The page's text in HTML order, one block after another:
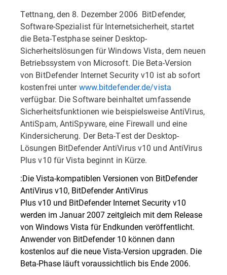
Tettnang, den 8. Dezember 2006  BitDefender,
Software-Spezialist für Internetsicherheit, startet
die Beta-Testphase seiner Desktop-
Sicherheitslösungen für Windows Vista, dem neuen
Betriebssystem von Microsoft. Die Beta-Version
von BitDefender Internet Security v10 ist ab sofort
kostenfrei unterwww.bitdefender.de/vista
verfügbar. Die Software beinhaltet umfassende
Sicherheitsfunktionen wie beispielsweise AntiVirus,
AntiSpam, AntiSpyware, eine Firewall und eine
Kindersicherung. Der Beta-Test der Desktop-
Lösungen BitDefender AntiVirus v10 und AntiVirus
Plus v10 für Vista beginnt in Kürze.
:Die Vista-kompatiblen Versionen von BitDefender
AntiVirus v10, BitDefender AntiVirus
Plus v10 und BitDefender Internet Security v10
werden im Januar 2007 zeitgleich mit dem Release
von Windows Vista für Endkunden veröffentlicht.
Anwender von BitDefender 10 können dann
kostenlos auf die neue Vista-Version upgraden. Die
Beta-Phase läuft voraussichtlich bis Ende 2006.